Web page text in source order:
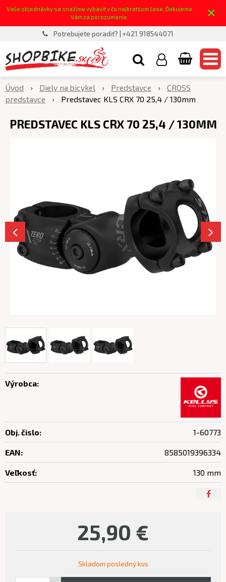
Vaše objednávky sa snažíme vybaviť v čo najkratšom čase. Ďakujeme
Vám za porozumenie.
×
Potrebujete poradiť? | +421 918544071
Úvod Diely na bicykel Predstavce
CROSS
predstavce
Predstavec KLS CRX 70 25,4 / 130mm
PREDSTAVEC KLS CRX 70 25,4 / 130MM
25,90 €
Skladom posledný kus
Výrobca:
Obj. čislo: 1-60773
EAN: 8585019396334
Veľkosť: 130 mm